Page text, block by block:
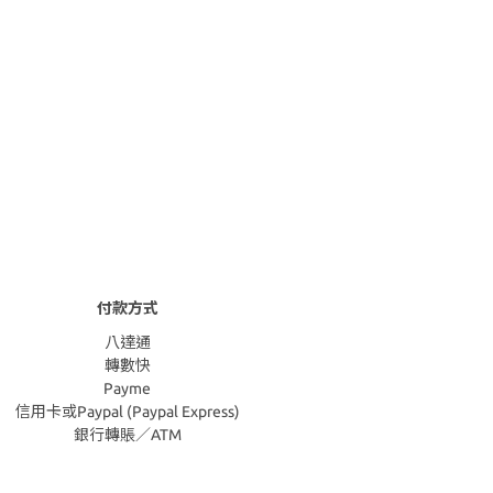
付款方式
八達通
轉數快
Payme
信用卡或Paypal (Paypal Express)
銀行轉賬／ATM